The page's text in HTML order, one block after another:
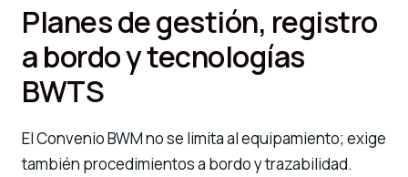
Planes de gestión, registro
a bordo y tecnologías
BWTS
El Convenio BWM no se limita al equipamiento; exige
también procedimientos a bordo y trazabilidad.